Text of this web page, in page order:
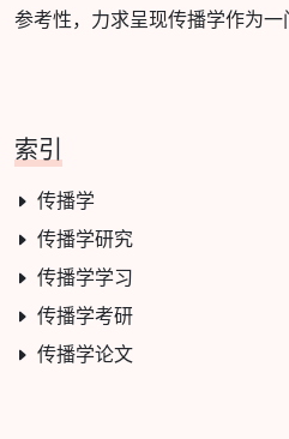
参考性，力求呈现传播学作为一
索引
传播学
传播学研究
传播学学习
传播学考研
传播学论文